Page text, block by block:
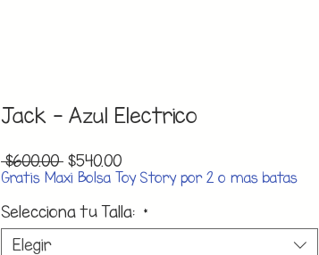
Jack - Azul Electrico
$600.00 Precio
$540.00Precio
de
Gratis Maxi Bolsa Toy Story por 2 o mas batas
Selecciona tu Talla: *
Elegir